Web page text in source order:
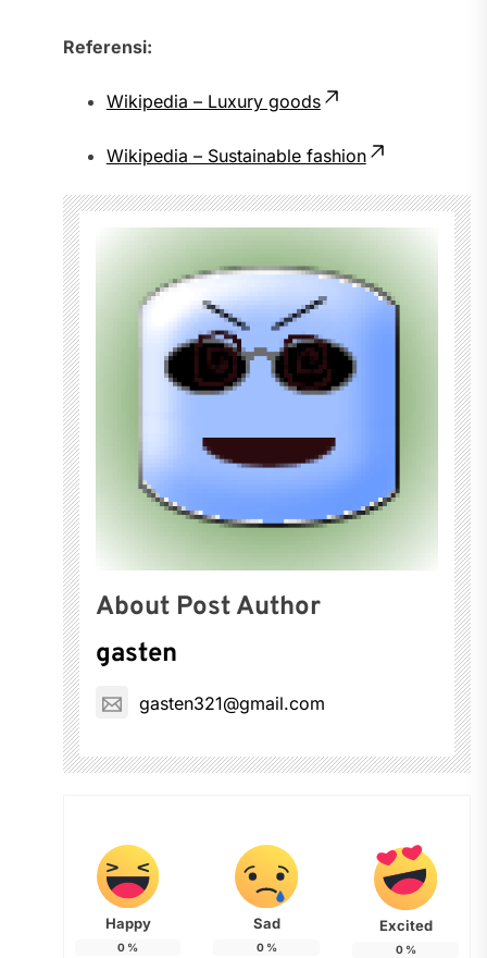
Referensi:
Wikipedia – Luxury goods
Wikipedia – Sustainable fashion
About Post Author
gasten
gasten321@gmail.com
Happy
0 %
Sad
0%
Excited
0%